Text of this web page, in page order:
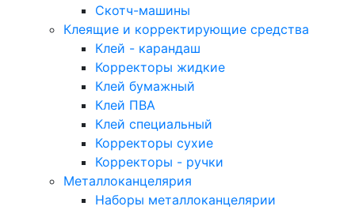
Скотч-машины
Клеящие и корректирующие средства
Клей - карандаш
Корректоры жидкие
Клей бумажный
Клей ПВА
Клей специальный
Корректоры сухие
Корректоры - ручки
Металлоканцелярия
Наборы металлоканцелярии